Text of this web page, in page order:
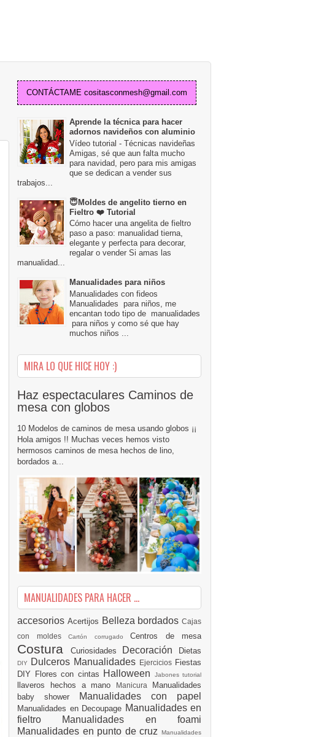
CONTÁCTAME cositasconmesh@gmail.com
Aprende la técnica para hacer
adornos navideños con aluminio
Vídeo tutorial - Técnicas navideñas
Amigas, sé que aun falta mucho
para navidad, pero para mis amigas
que se dedican a vender sus
trabajos...
😇Moldes de angelito tierno en
Fieltro ❤️ Tutorial
Cómo hacer una angelita de fieltro
paso a paso: manualidad tierna,
elegante y perfecta para decorar,
regalar o vender Si amas las
manualidad...
Manualidades para niños
Manualidades con fideos
Manualidades para niños, me
encantan todo tipo de manualidades
para niños y como sé que hay
muchos niños ...
MIRA LO QUE HICE HOY :)
Haz espectaculares Caminos de
mesa con globos
10 Modelos de caminos de mesa usando globos ¡¡
Hola amigos !! Muchas veces hemos visto
hermosos caminos de mesa hechos de lino,
bordados a...
MANUALIDADES PARA HACER ...
accesorios Acertijos Belleza bordados Cajas
con moldes Cartón corrugado Centros de mesa
Costura Curiosidades Decoración Dietas
DIY Dulceros Manualidades Ejercicios Fiestas
DIY Flores con cintas Halloween Jabones tutorial
llaveros hechos a mano Manicura Manualidades
baby shower
Manualidades con papel
Manualidades en Decoupage Manualidades en
fieltro Manualidades en foami
Manualidades en punto de cruz
Manualidades